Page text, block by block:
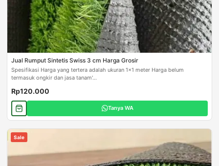
Jual Rumput Sintetis Swiss 3 cm Harga Grosir
Spesifikasi Harga yang tertera adalah ukuran 1x1 meter Harga belum
termasuk ongkir dan jasa tanam'...
Rp120.000
Tanya WA
Sale